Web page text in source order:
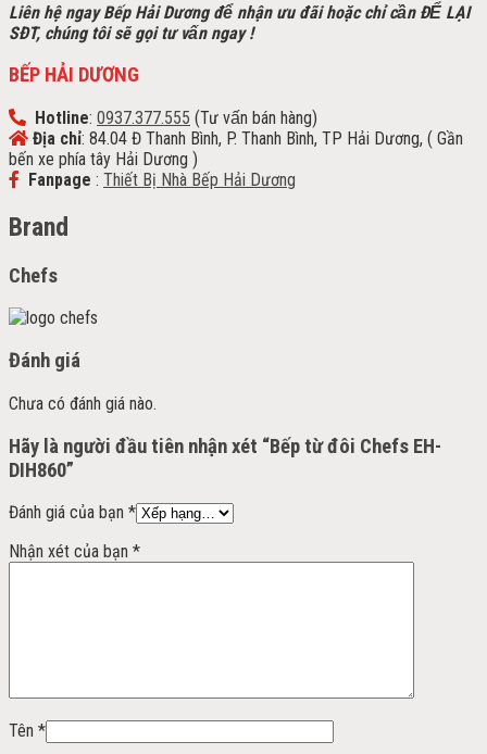
Liên hệ ngay Bếp Hải Dương để nhận ưu đãi hoặc chỉ cần ĐỂ LẠI
SĐT, chúng tôi sẽ gọi tư vấn ngay !
BẾP HẢI DƯƠNG
Hotline: 0937.377.555 (Tư vấn bán hàng)
Địa chỉ: 84.04 Đ Thanh Bình, P. Thanh Bình, TP Hải Dương, ( Gần
bến xe phía tây Hải Dương )
Fanpage : Thiết Bị Nhà Bếp Hải Dương
Brand
Chefs
Đánh giá
Chưa có đánh giá nào.
Hãy là người đầu tiên nhận xét “Bếp từ đôi Chefs EH-
DIH860”
Đánh giá của bạn *
Nhận xét của bạn *
Tên *